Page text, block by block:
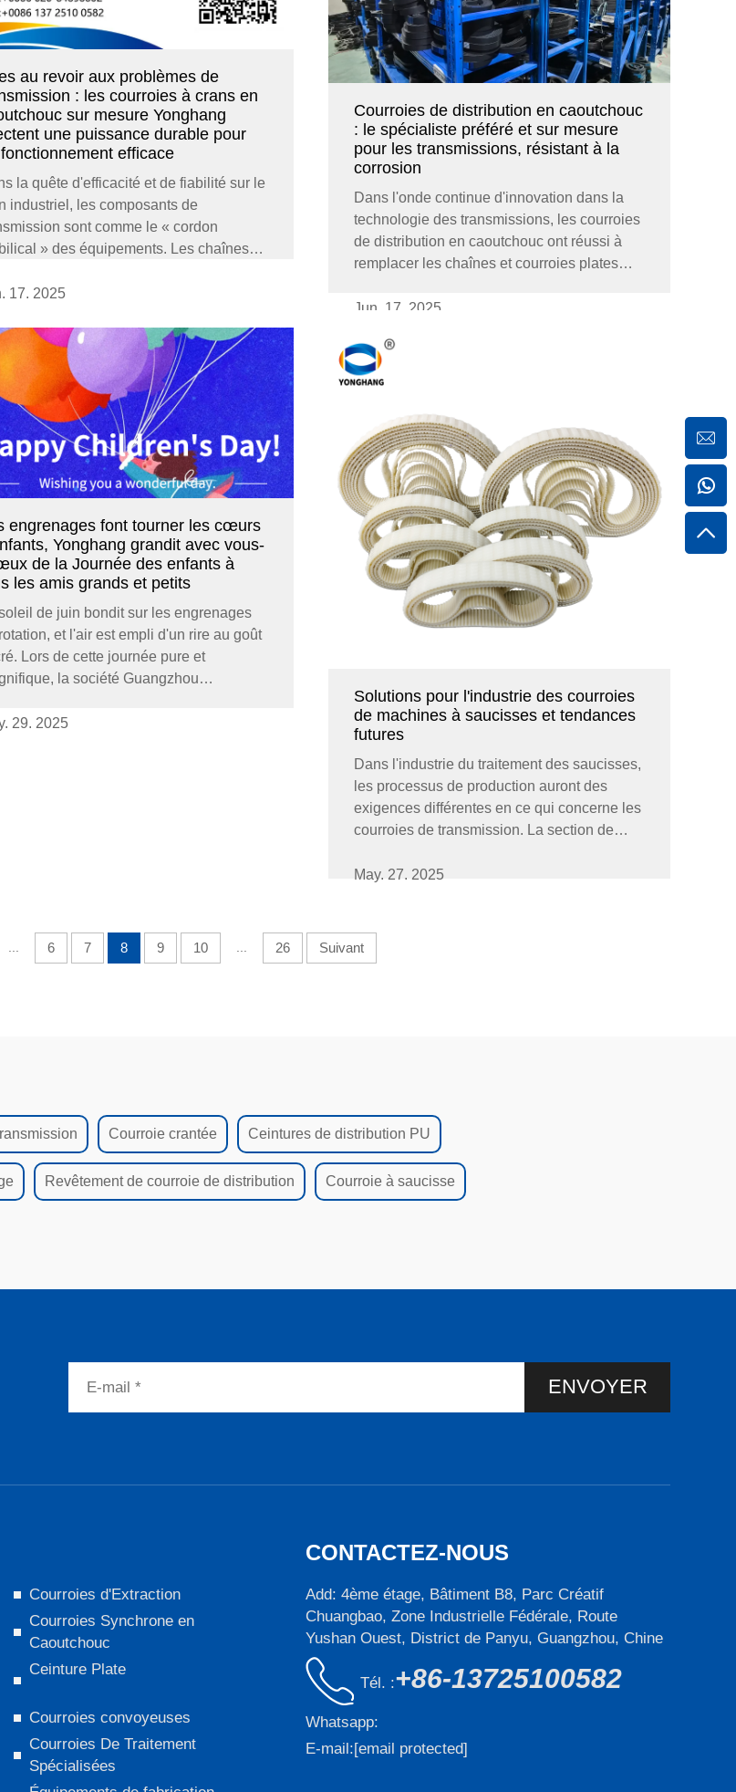
au revoir aux problèmes de
: les courroies à crans en
sur mesure Yonghang
une puissance durable pour
efficace
la quête d'efficacité et de fiabilité sur le
industriel, les composants de
sont comme le « cordon
» des équipements. Les chaînes
plates à glisser, ce qui a causé
17. 2025
Courroies de distribution en caoutchouc
: le spécialiste préféré et sur mesure
pour les transmissions, résistant à la
corrosion
Dans l'onde continue d'innovation dans la
technologie des transmissions, les courroies
de distribution en caoutchouc ont réussi à
remplacer les chaînes et courroies plates
matérielle unique - une combinaison solide
Jun. 17. 2025
engrenages font tourner les cœurs
Yonghang grandit avec vous-
de la Journée des enfants à
les amis grands et petits
de juin bondit sur les engrenages
et l'air est empli d'un rire au goût
Lors de cette journée pure et
la société Guangzhou
dire « Bonne fête des enfants » à
29. 2025
Solutions pour l'industrie des courroies
de machines à saucisses et tendances
futures
Dans l'industrie du traitement des saucisses,
les processus de production auront des
exigences différentes en ce qui concerne les
courroies de transmission. La section de
des courroies anti-adhérentes pour réduire
...
May. 27. 2025
... 6 7 8 9 10 ... 26 Suivant
Courroie crantée Ceintures de distribution PU
Revêtement de courroie de distribution Courroie à saucisse
ENVOYER
Courroies d'Extraction
Courroies Synchrone en
Caoutchouc
Ceinture Plate
Courroies convoyeuses
Courroies De Traitement
Spécialisées
CONTACTEZ-NOUS
Add: 4ème étage, Bâtiment B8, Parc Créatif
Chuangbao, Zone Industrielle Fédérale, Route
Yushan Ouest, District de Panyu, Guangzhou, Chine
Tél. :+86-13725100582
Whatsapp:
E-mail:[email protected]